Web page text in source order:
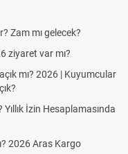
Zam mı gelecek?
ziyaret var mı?
mı? 2026 | Kuyumcular
Yıllık İzin Hesaplamasında
2026 Aras Kargo